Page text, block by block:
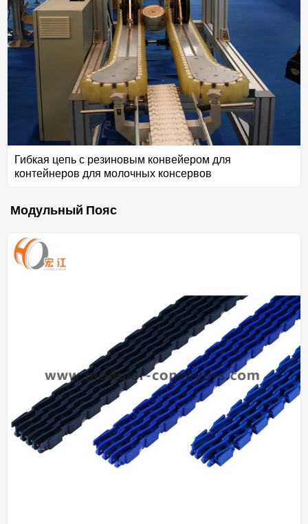
Гибкая цепь с резиновым конвейером для
контейнеров для молочных консервов
Модульный Пояс